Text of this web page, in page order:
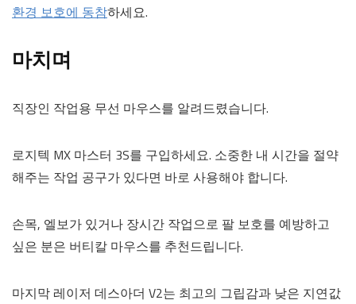
환경 보호에 동참하세요.
마치며
직장인 작업용 무선 마우스를 알려드렸습니다.
로지텍 MX 마스터 3S를 구입하세요. 소중한 내 시간을 절약
해주는 작업 공구가 있다면 바로 사용해야 합니다.
손목, 엘보가 있거나 장시간 작업으로 팔 보호를 예방하고
싶은 분은 버티칼 마우스를 추천드립니다.
마지막 레이저 데스아더 V2는 최고의 그립감과 낮은 지연값